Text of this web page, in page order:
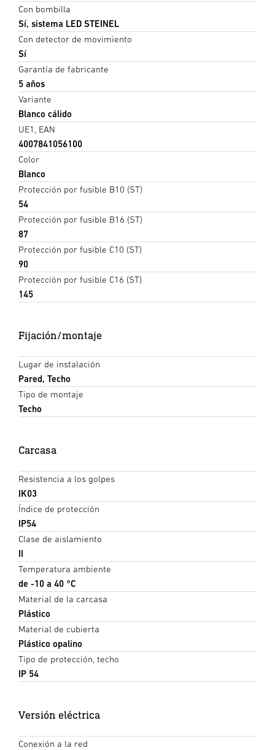
Con bombilla
Sí, sistema LED STEINEL
Con detector de movimiento
Sí
Garantía de fabricante
5 años
Variante
Blanco cálido
UE1, EAN
4007841056100
Color
Blanco
Protección por fusible B10 (ST)
54
Protección por fusible B16 (ST)
87
Protección por fusible C10 (ST)
90
Protección por fusible C16 (ST)
145
Fijación/montaje
Lugar de instalación
Pared, Techo
Tipo de montaje
Techo
Carcasa
Resistencia a los golpes
IK03
Índice de protección
IP54
Clase de aislamiento
II
Temperatura ambiente
de -10 a 40 °C
Material de la carcasa
Plástico
Material de cubierta
Plástico opalino
Tipo de protección, techo
IP 54
Versión eléctrica
Conexión a la red